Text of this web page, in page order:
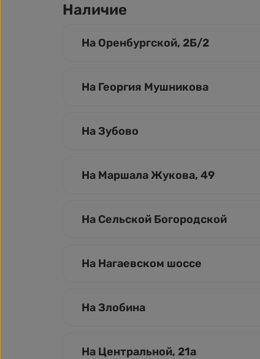
Наличие
На Оренбургской, 2Б/2
На Георгия Мушникова
На Зубово
На Маршала Жукова, 49
На Сельской Богородской
На Нагаевском шоссе
На Злобина
На Центральной, 21а